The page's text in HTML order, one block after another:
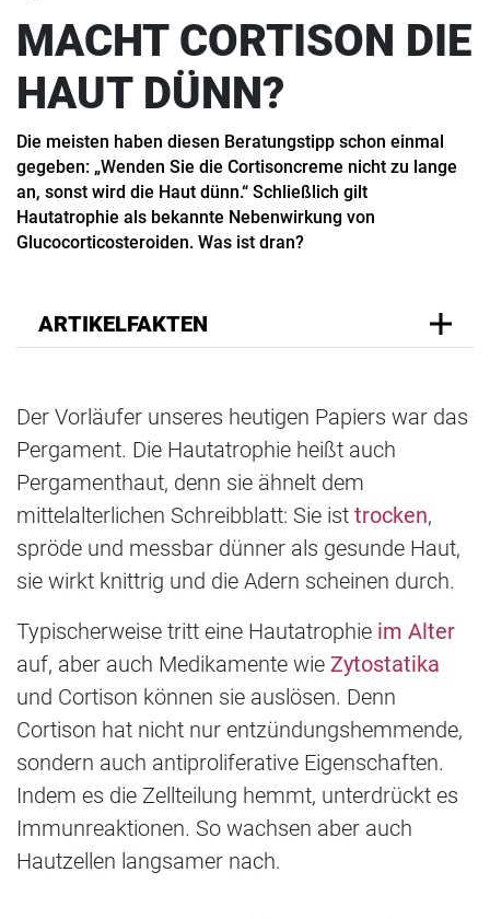
MACHT CORTISON DIE
HAUT DÜNN?
Die meisten haben diesen Beratungstipp schon einmal
gegeben: „Wenden Sie die Cortisoncreme nicht zu lange
an, sonst wird die Haut dünn.“ Schließlich gilt
Hautatrophie als bekannte Nebenwirkung von
Glucocorticosteroiden. Was ist dran?
ARTIKELFAKTEN
Der Vorläufer unseres heutigen Papiers war das
Pergament. Die Hautatrophie heißt auch
Pergamenthaut, denn sie ähnelt dem
mittelalterlichen Schreibblatt: Sie ist trocken,
spröde und messbar dünner als gesunde Haut,
sie wirkt knittrig und die Adern scheinen durch.
Typischerweise tritt eine Hautatrophie im Alter
auf, aber auch Medikamente wie Zytostatika
und Cortison können sie auslösen. Denn
Cortison hat nicht nur entzündungshemmende,
sondern auch antiproliferative Eigenschaften.
Indem es die Zellteilung hemmt, unterdrückt es
Immunreaktionen. So wachsen aber auch
Hautzellen langsamer nach.